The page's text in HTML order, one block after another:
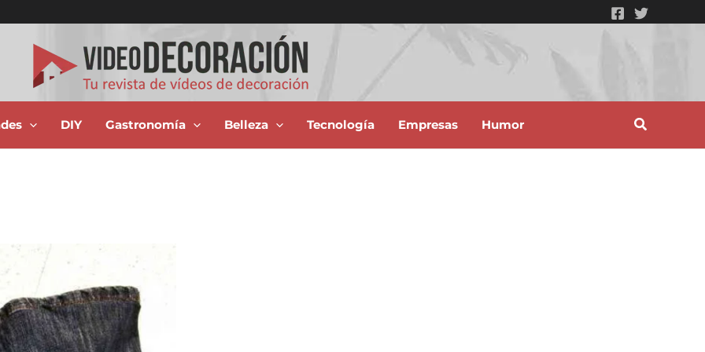
DIY Gastronomía Belleza Tecnología Empresas Humor